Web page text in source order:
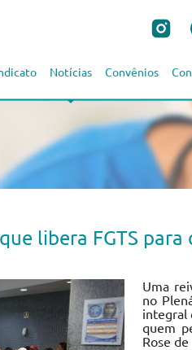
Convênios
Notícias
libera FGTS
Uma
no
integral
quem
Rose